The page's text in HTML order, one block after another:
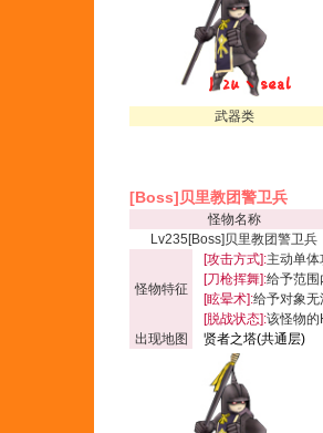
武器类
[Boss]贝里教团警卫兵
怪物名称
Lv235[Boss]贝里教团警卫兵
怪物特征
[攻击方式]:主动单体
[刀枪挥舞]:给予范
[眩晕术]:给予对象
[脱战状态]:该怪物
出现地图
贤者之塔(共通层)